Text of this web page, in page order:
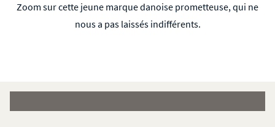
Zoom sur cette jeune marque danoise prometteuse, qui ne
nous a pas laissés indifférents.